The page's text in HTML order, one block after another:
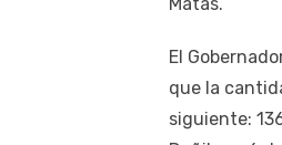
El
que la
siguiente: